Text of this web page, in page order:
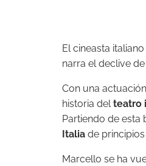
El cineasta italiano
narra el declive
Con una
historia delteatro
Partiendo de
Italia de
Marcello se ha